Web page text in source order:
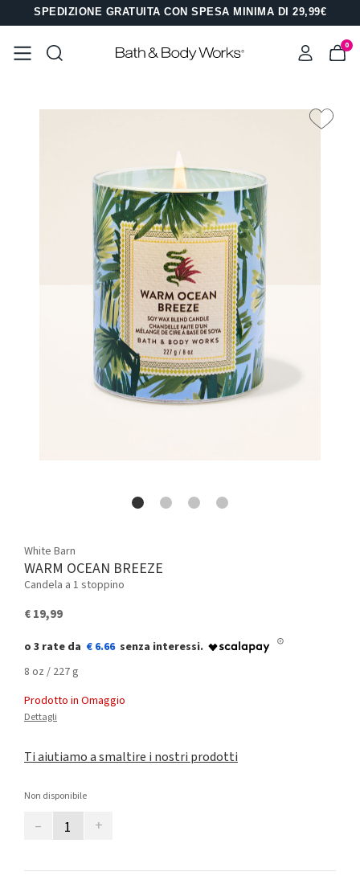
SPEDIZIONE GRATUITA CON SPESA MINIMA DI 29,99€
0
White Barn
WARM OCEAN BREEZE
Candela a 1 stoppino
€ 19,99
€ 6.66
8 oz / 227 g
Prodotto in Omaggio
Dettagli
Ti aiutiamo a smaltire i nostri prodotti
Non disponibile
– +